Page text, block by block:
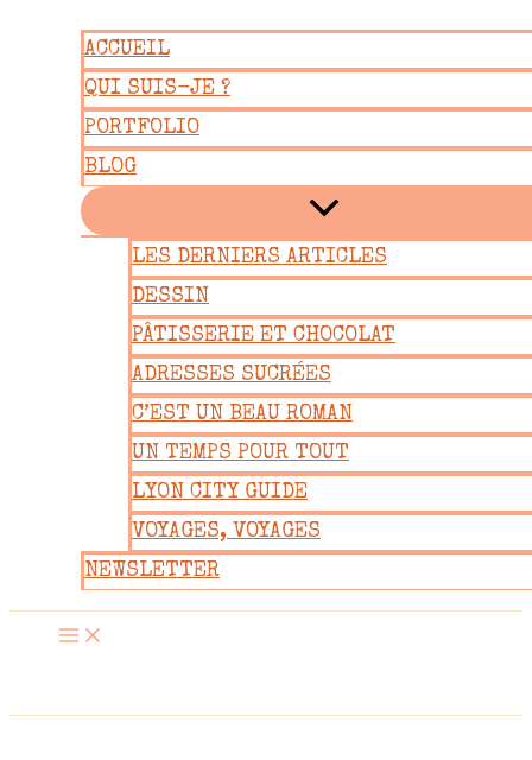
contenu
ACCUEIL
QUI SUIS-JE ?
PORTFOLIO
BLOG
LES DERNIERS ARTICLES
DESSIN
PÂTISSERIE ET CHOCOLAT
ADRESSES SUCRÉES
C’EST UN BEAU ROMAN
UN TEMPS POUR TOUT
LYON CITY GUIDE
VOYAGES, VOYAGES
NEWSLETTER